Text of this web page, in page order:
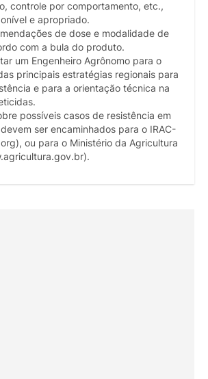
controle por comportamento, etc.,
e apropriado.
de dose e modalidade de
com a bula do produto.
um Engenheiro Agrônomo para o
principais estratégias regionais para
e para a orientação técnica na
possíveis casos de resistência em
ser encaminhados para o IRAC-
ou para o Ministério da Agricultura